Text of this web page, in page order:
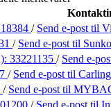
/ Send e-post til
/ Send e-post til
33221135 / Send e-
/ Send e-post til
/ Send e-post til
/ Send e-post til